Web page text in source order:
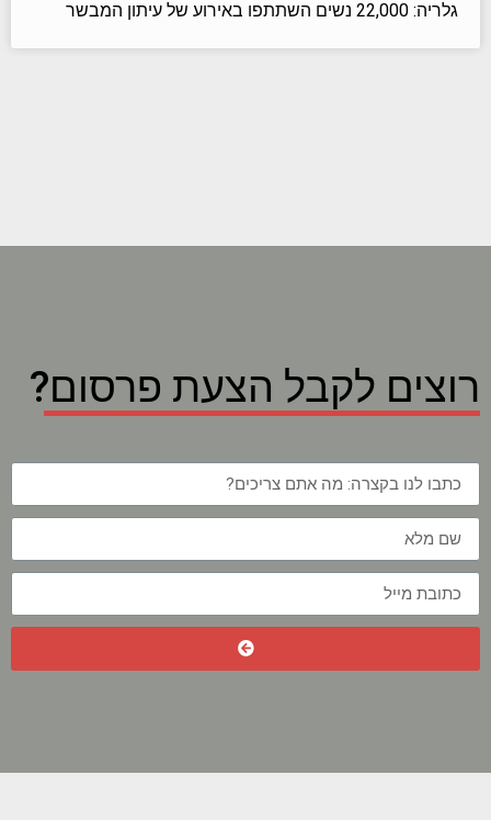
גלריה: 22,000 נשים השתתפו באירוע של עיתון המבשר
רוצים לקבל הצעת פרסום?